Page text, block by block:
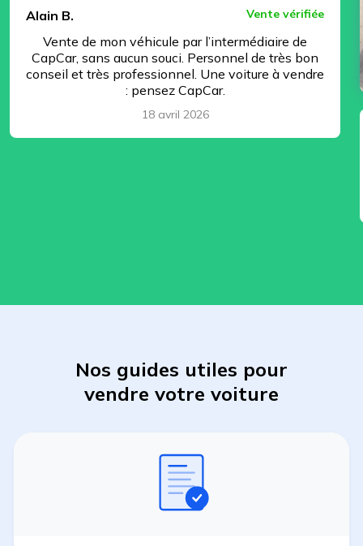
Alain B. Vente vérifiée
Vente de mon véhicule par l’intermédiaire de
CapCar, sans aucun souci. Personnel de très bon
conseil et très professionnel. Une voiture à vendre
: pensez CapCar.
18 avril 2026
Nos guides utiles pour
vendre votre voiture